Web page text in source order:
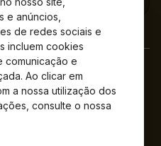
e anúncios,
de redes sociais e
incluem cookies
comunicação e
Ao clicar em
a nossa utilização dos
consulte o nossa